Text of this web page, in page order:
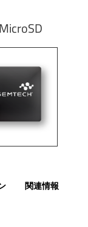
関連情報